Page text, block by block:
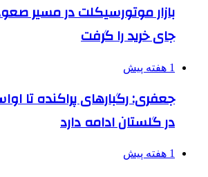
بازار موتورسیکلت در مسیر
جای خرید را گرفت
1 هفته پیش
جعفری: رگبارهای پراکنده تا
در گلستان ادامه دارد
1 هفته پیش